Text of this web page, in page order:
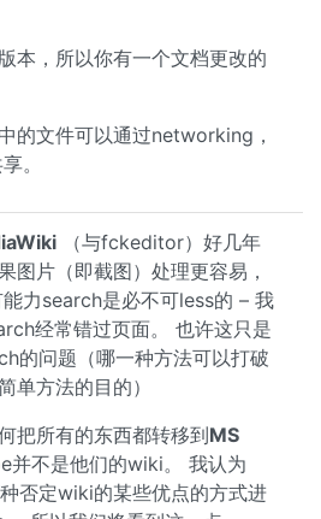
本，所以你有一个文档更改的
的文件可以通过networking，
。
（与fckeditor）好几年
图片（即截图）处理更容易，
力search是必不可less的 – 我
经常错过页面。 也许这只是
的问题（哪一种方法可以打破
单方法的目的）
把所有的东西都转移到MS
并不是他们的wiki。 我认为
否定wiki的某些优点的方式进